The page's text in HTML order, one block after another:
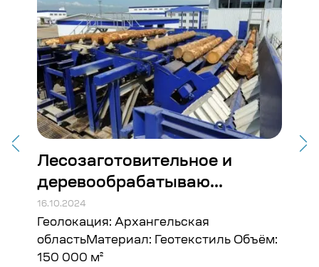
Детский больничный
комплекс в Комсомоль...
16.10.2024
Геолокация: Комсомольск-на-
АмуреМатериал: Георешетка
объемная – 63 900 м²; Анкера – 67 000